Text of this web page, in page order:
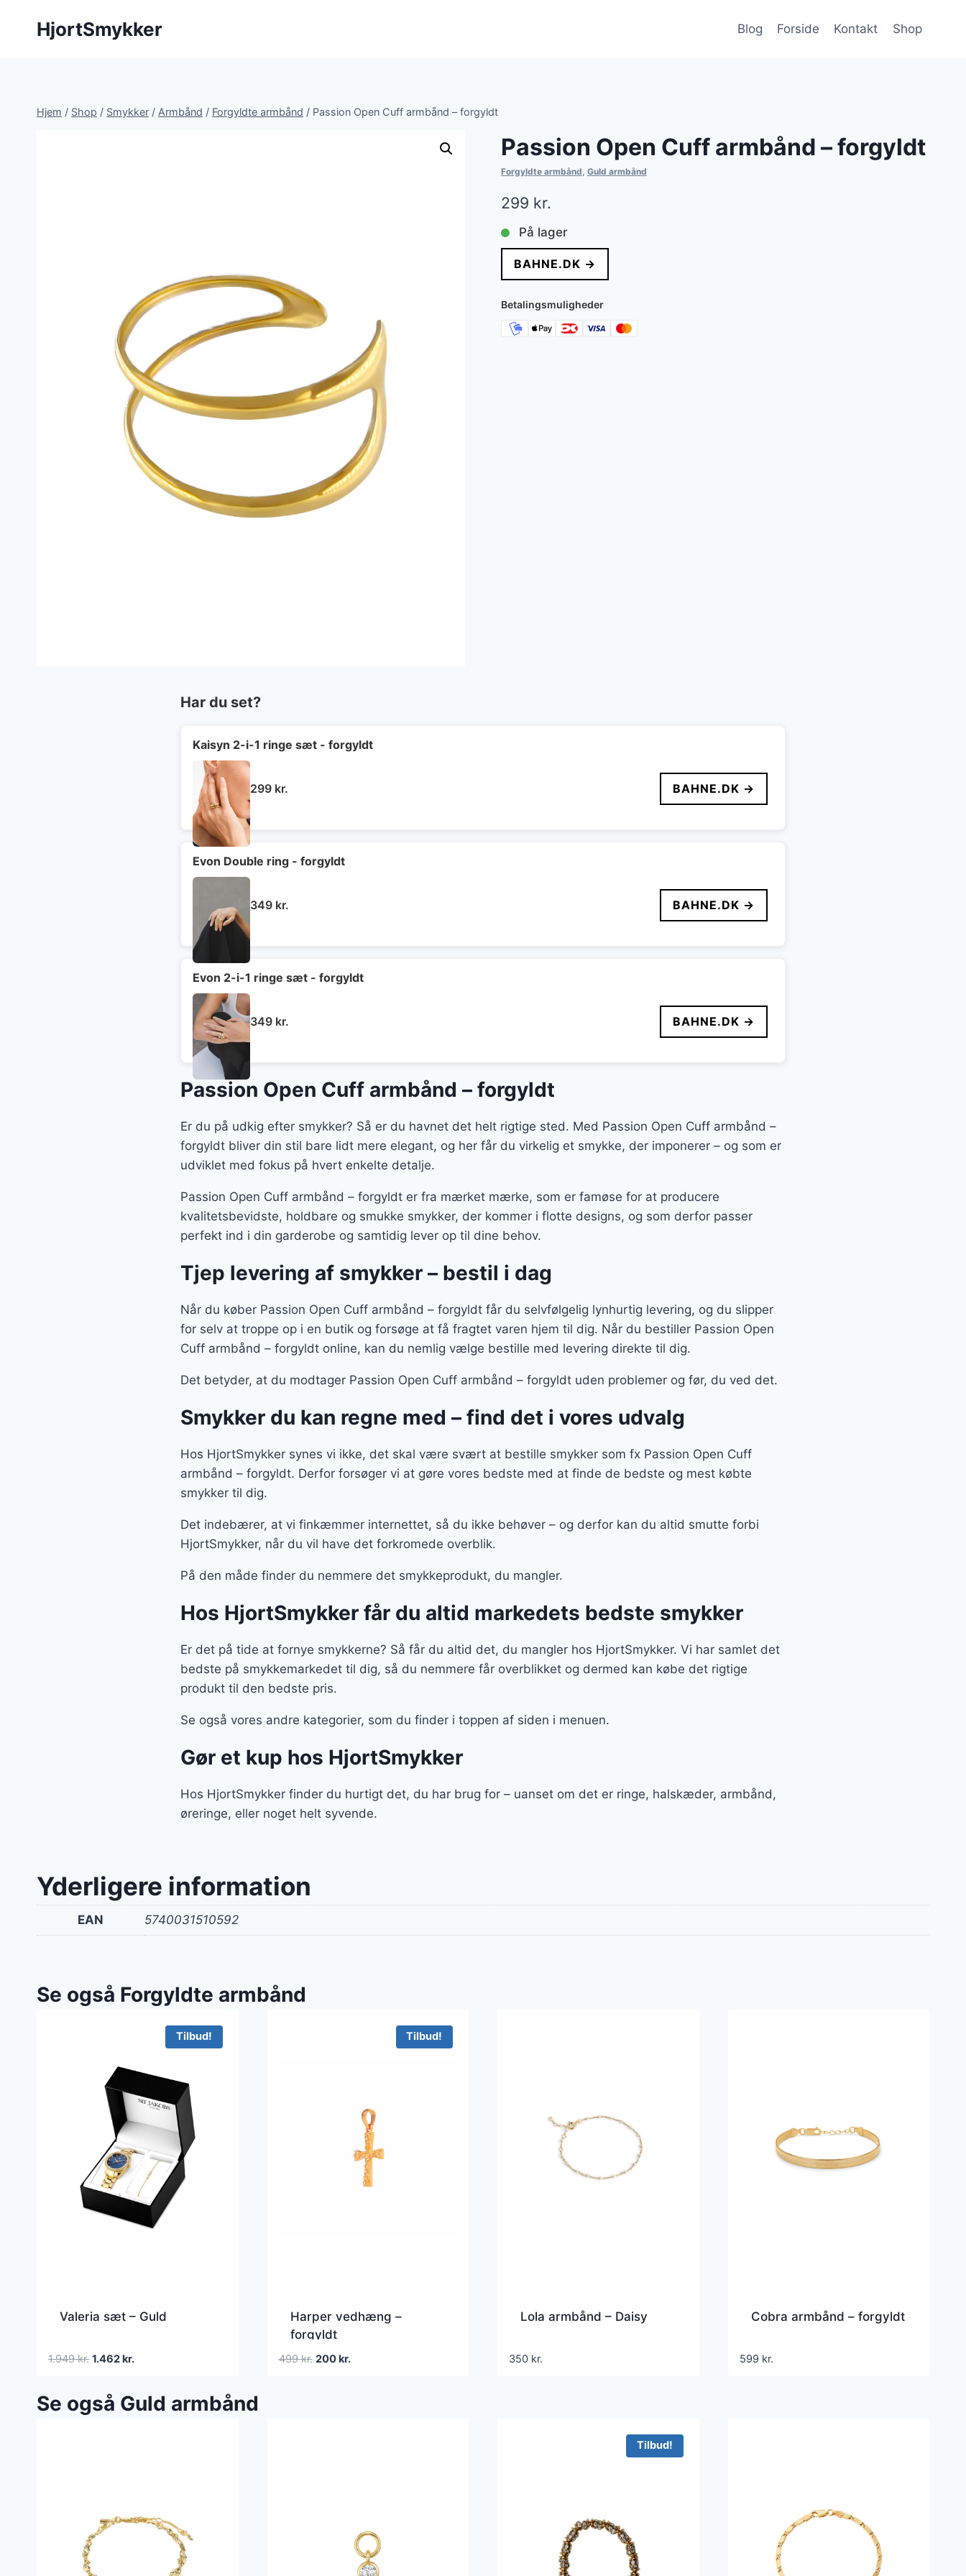
HjortSmykker Blog Forside Kontakt Shop
Hjem / Shop / Smykker / Armbånd / Forgyldte armbånd / Passion Open Cuff armbånd – forgyldt
Passion Open Cuff armbånd – forgyldt
Forgyldte armbånd, Guld armbånd
299 kr.
På lager
BAHNE.DK →
Betalingsmuligheder
Har du set?
Kaisyn 2-i-1 ringe sæt - forgyldt
299 kr. BAHNE.DK →
Evon Double ring - forgyldt
349 kr. BAHNE.DK →
Evon 2-i-1 ringe sæt - forgyldt
349 kr. BAHNE.DK →
Passion Open Cuff armbånd – forgyldt
Er du på udkig efter smykker? Så er du havnet det helt rigtige sted. Med Passion Open Cuff armbånd –
forgyldt bliver din stil bare lidt mere elegant, og her får du virkelig et smykke, der imponerer – og som er
udviklet med fokus på hvert enkelte detalje.
Passion Open Cuff armbånd – forgyldt er fra mærket mærke, som er famøse for at producere
kvalitetsbevidste, holdbare og smukke smykker, der kommer i flotte designs, og som derfor passer
perfekt ind i din garderobe og samtidig lever op til dine behov.
Tjep levering af smykker – bestil i dag
Når du køber Passion Open Cuff armbånd – forgyldt får du selvfølgelig lynhurtig levering, og du slipper
for selv at troppe op i en butik og forsøge at få fragtet varen hjem til dig. Når du bestiller Passion Open
Cuff armbånd – forgyldt online, kan du nemlig vælge bestille med levering direkte til dig.
Det betyder, at du modtager Passion Open Cuff armbånd – forgyldt uden problemer og før, du ved det.
Smykker du kan regne med – find det i vores udvalg
Hos HjortSmykker synes vi ikke, det skal være svært at bestille smykker som fx Passion Open Cuff
armbånd – forgyldt. Derfor forsøger vi at gøre vores bedste med at finde de bedste og mest købte
smykker til dig.
Det indebærer, at vi finkæmmer internettet, så du ikke behøver – og derfor kan du altid smutte forbi
HjortSmykker, når du vil have det forkromede overblik.
På den måde finder du nemmere det smykkeprodukt, du mangler.
Hos HjortSmykker får du altid markedets bedste smykker
Er det på tide at fornye smykkerne? Så får du altid det, du mangler hos HjortSmykker. Vi har samlet det
bedste på smykkemarkedet til dig, så du nemmere får overblikket og dermed kan købe det rigtige
produkt til den bedste pris.
Se også vores andre kategorier, som du finder i toppen af siden i menuen.
Gør et kup hos HjortSmykker
Hos HjortSmykker finder du hurtigt det, du har brug for – uanset om det er ringe, halskæder, armbånd,
øreringe, eller noget helt syvende.
Yderligere information
EAN 5740031510592
Se også Forgyldte armbånd
Tilbud!
Valeria sæt – Guld
1.949kr. Den
pris
var:
1.462kr.Den
er:
Tilbud!
Harper vedhæng –
forgyldt
499kr. Den
200kr.Den
Lola armbånd – Daisy
350 kr.
Cobra armbånd – forgyldt
599 kr.
Se også Guld armbånd
Tilbud!